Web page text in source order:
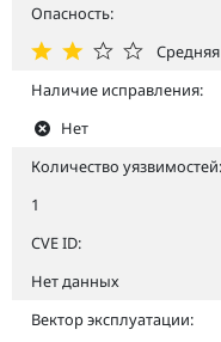
Опасность:
Средняя
Наличие исправления:
Нет
Количество уязвимостей:
1
CVE ID:
Нет данных
Вектор эксплуатации: